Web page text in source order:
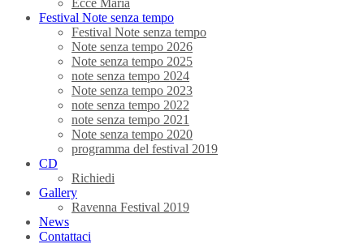
Ecce Maria
Festival Note senza tempo
Festival Note senza tempo
Note senza tempo 2026
Note senza tempo 2025
note senza tempo 2024
Note senza tempo 2023
note senza tempo 2022
note senza tempo 2021
Note senza tempo 2020
programma del festival 2019
CD
Richiedi
Gallery
Ravenna Festival 2019
News
Contattaci